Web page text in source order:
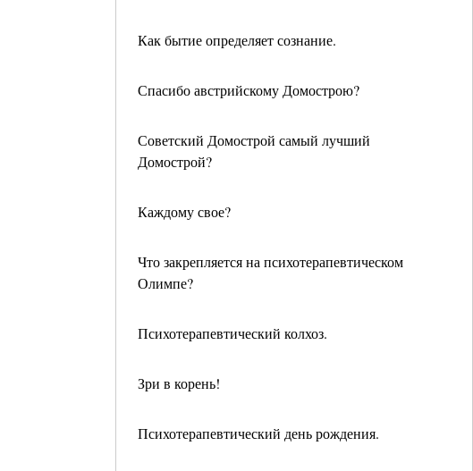
Как бытие определяет сознание.
Спасибо австрийскому Домострою?
Советский Домострой самый лучший
Домострой?
Каждому свое?
Что закрепляется на психотерапевтическом
Олимпе?
Психотерапевтический колхоз.
Зри в корень!
Психотерапевтический день рождения.